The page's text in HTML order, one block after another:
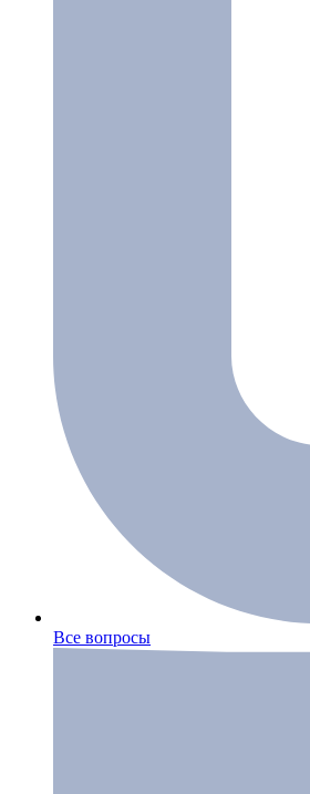
Все вопросы